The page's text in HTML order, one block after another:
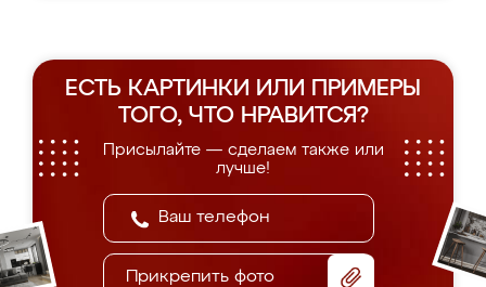
ЕСТЬ КАРТИНКИ ИЛИ ПРИМЕРЫ
ТОГО, ЧТО НРАВИТСЯ?
Присылайте — сделаем также или
лучше!
Прикрепить фото